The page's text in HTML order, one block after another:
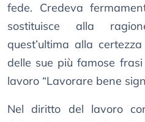
fede. Credeva
sostituisce alla
quest’ultima alla
delle sue più famose
lavoro “Lavorare bene
Nel diritto del lavoro